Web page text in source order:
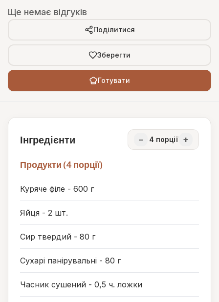
Ще немає відгуків
Поділитися
Зберегти
Готувати
Інгредієнти − 4 порції +
Продукти (4 порції)
Куряче філе - 600 г
Яйця - 2 шт.
Сир твердий - 80 г
Сухарі панірувальні - 80 г
Часник сушений - 0,5 ч. ложки